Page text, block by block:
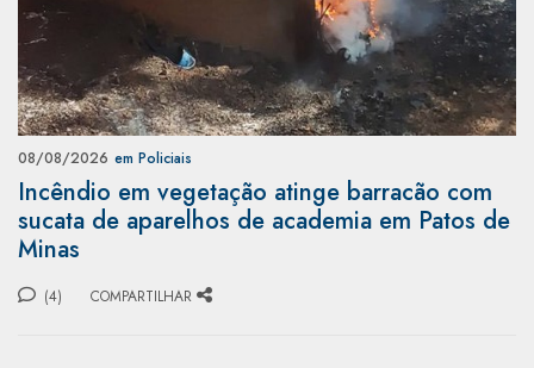
08/08/2026 em Policiais
Incêndio em vegetação atinge barracão com
sucata de aparelhos de academia em Patos de
Minas
(4) COMPARTILHAR